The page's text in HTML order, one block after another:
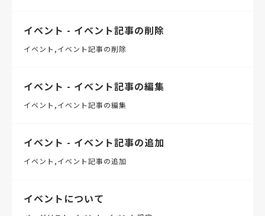
イベント - イベント記事の削除
イベント イベント記事の削除
イベント - イベント記事の編集
イベント イベント記事の編集
イベント - イベント記事の追加
イベント イベント記事の追加
イベントについて